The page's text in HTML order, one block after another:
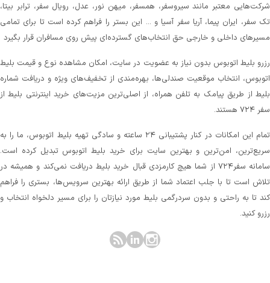
شرکت‌هایی معتبر مانند سیروسفر، همسفر، میهن‌ نور، عدل، رویال سفر، ترابر بیتا،
تک سفر، ایران پیما، آریا سفر آسیا و ... این بستر را فراهم کرده است تا برای تمامی
مسیرهای داخلی و خارجی حق انتخاب‌های گسترده‌ای پیش روی مسافران قرار بگیرد
رزرو بلیط اتوبوس بدون نیاز به عضویت در سایت، امکان مشاهده نوع و قیمت بلیط
اتوبوس، انتخاب موقعیت صندلی‌ها، بهره‌مندی از تخفیف‌های ویژه و دریافت شماره‌
بلیط از طریق پیامک به تلفن همراه، از اصلی‌ترین مزیت‌های خرید اینترنتی بلیط از
سفر ۷۲۴ هستند.
تمام این امکانات در کنار پشتیبانی‌ ۲۴ ساعته و سادگی تهیه بلیط اتوبوس، ما را به
سریع‌ترین، امن‌ترین و بهترین سایت برای خرید بلیط اتوبوس تبدیل کرده است.
سامانه سفر۷۲۴ از شما هیچ کارمزدی قبال خرید بلیط دریافت نمی‌کند و همیشه در
تلاش است تا با جلب اعتماد شما از طریق ارائه بهترین سرویس‌ها، بستری را فراهم
کند تا به راحتی و بدون سردرگمی بلیط مورد نیازتان را برای مسیر دلخواه انتخاب و
رزرو کنید.